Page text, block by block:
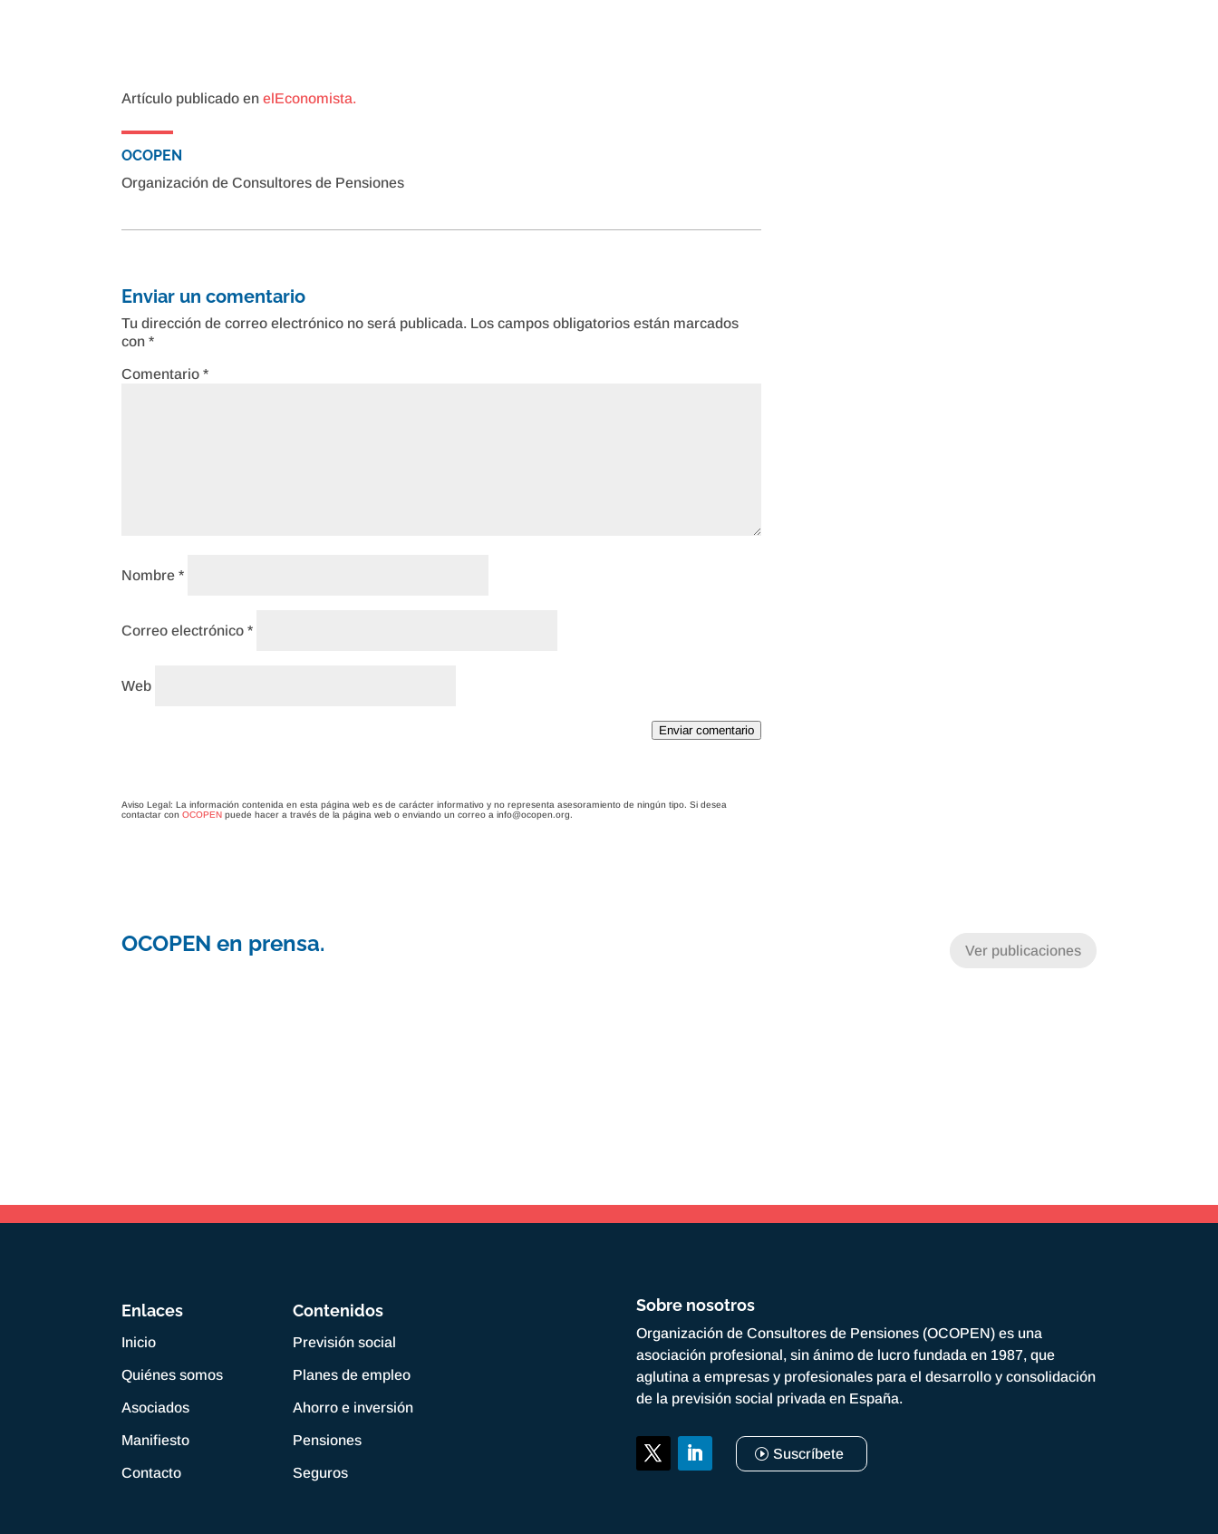
Artículo publicado enelEconomista.
OCOPEN
Organización de Consultores de Pensiones
Enviar un comentario
Tu dirección de correo electrónico no será publicada. Los campos obligatorios están marcados
con*
Comentario*
Nombre*
Correo electrónico*
Web
Enviar comentario
Aviso Legal: La información contenida en esta página web es de carácter informativo y no representa asesoramiento de ningún tipo. Si desea
contactar conOCOPEN puede hacer a través de la página web o enviando un correo a info@ocopen.org.
OCOPEN en prensa. Ver publicaciones
Enlaces
Inicio
Quiénes somos
Asociados
Manifiesto
Contacto
Contenidos
Previsión social
Planes de empleo
Ahorro e inversión
Pensiones
Seguros
Sobre nosotros
Organización de Consultores de Pensiones (OCOPEN) es una
asociación profesional, sin ánimo de lucro fundada en 1987, que
aglutina a empresas y profesionales para el desarrollo y consolidación
de la previsión social privada en España.
Suscríbete